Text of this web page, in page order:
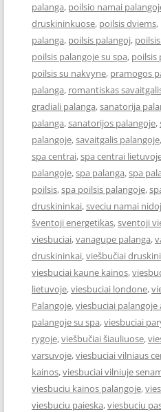
palanga, poilsio namai
druskininkuose, poilsis dviems,
palanga, poilsis palangoj,
poilsis palangoje su spa, poilsis
poilsis su nakvyne, pramogos
palanga, romantiskas
gradiali palanga,sanatorija
palanga,sanatorijos palangoje,
palangoje,savaitgalis palangoje,
spa centrai,spa centrai
palangoje,spa palanga,spa
poilsis,spa poilsis palangoje,
druskininkai,sveciu namai
šventoji energetikas,sventoji
viesbuciai,vanagupe palanga,
druskininkai,viešbučiai
viesbuciai kaune kainos,
lietuvoje,viesbuciai londone,
Palangoje,viesbuciai palangoje
palangoje su spa,viesbuciai
rygoje,viešbučiai šiauliuose,
varsuvoje,viesbuciai vilniaus
kainos,viesbuciai vilniuje
viesbuciu kainos palangoje,
viesbuciu paieska,viesbuciu